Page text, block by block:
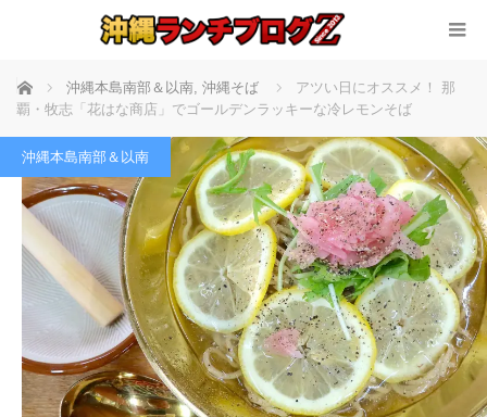
ホーム 沖縄本島南部＆以南, 沖縄そば
アツい日にオススメ！ 那
覇・牧志「花はな商店」でゴールデンラッキーな冷レモンそば
沖縄本島南部＆以南